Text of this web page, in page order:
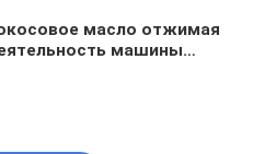
масло отжимая
машины